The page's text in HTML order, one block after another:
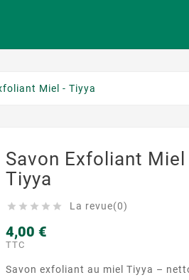
Miel - Tiyya
Savon Exfoliant Miel
Tiyya
     La revue(0)
4,00 €
TTC
Savon exfoliant au miel Tiyya –